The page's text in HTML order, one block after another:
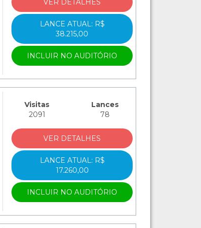
VER DETALHES
LANCE ATUAL: R$
38.215,00
INCLUIR NO AUDITÓRIO
Visitas
2091
Lances
78
VER DETALHES
LANCE ATUAL: R$
17.260,00
INCLUIR NO AUDITÓRIO